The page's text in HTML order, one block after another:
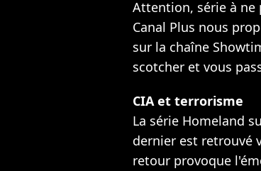
Attention, série à ne
Canal Plus nous
sur la chaîne
scotcher et vous
CIA et terrorisme
La série Homeland
dernier est retrouvé
retour provoque